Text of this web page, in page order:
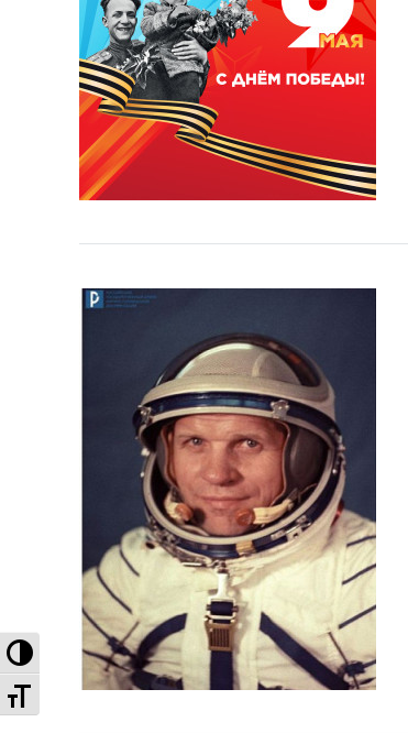
Высокая контрастность
Увеличенный шрифт